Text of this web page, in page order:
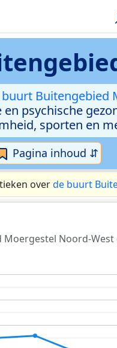
buurt Buitengebied
psychische
sporten en
Pagina inhoud ⇵
overde buurt
Noord-